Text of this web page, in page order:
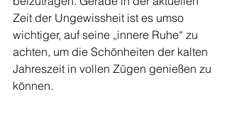
Zeit der Ungewissheit ist es umso
wichtiger, auf seine „innere Ruhe“ zu
achten, um die Schönheiten der kalten
Jahreszeit in vollen Zügen genießen zu
können.